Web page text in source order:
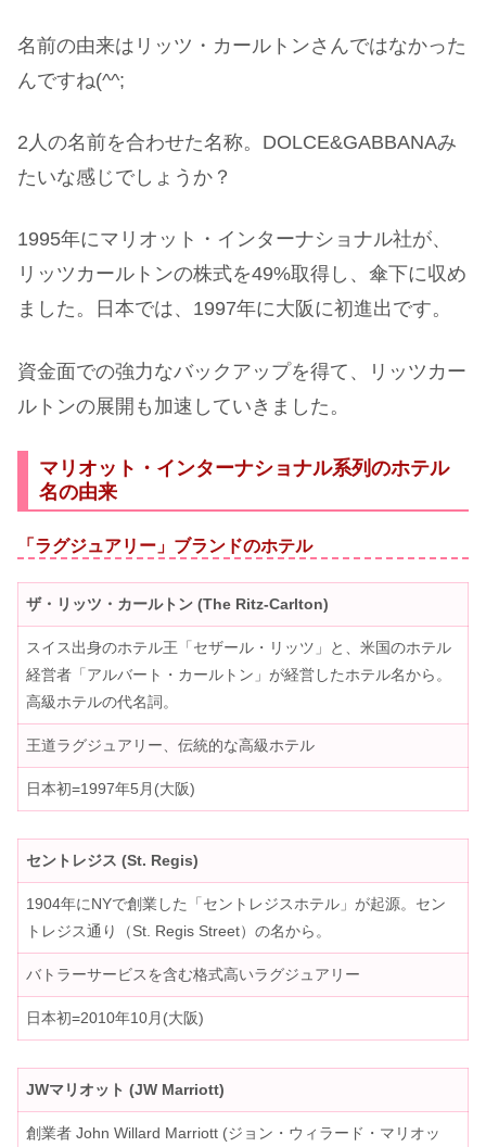
名前の由来はリッツ・カールトンさんではなかった
んですね(^^;
2人の名前を合わせた名称。DOLCE&GABBANAみ
たいな感じでしょうか？
1995年にマリオット・インターナショナル社が、
リッツカールトンの株式を49%取得し、傘下に収め
ました。日本では、1997年に大阪に初進出です。
資金面での強力なバックアップを得て、リッツカー
ルトンの展開も加速していきました。
マリオット・インターナショナル系列のホテル
名の由来
「ラグジュアリー」ブランドのホテル
ザ・リッツ・カールトン (The Ritz-Carlton)
スイス出身のホテル王「セザール・リッツ」と、米国のホテル
経営者「アルバート・カールトン」が経営したホテル名から。
高級ホテルの代名詞。
王道ラグジュアリー、伝統的な高級ホテル
日本初=1997年5月(大阪)
セントレジス (St. Regis)
1904年にNYで創業した「セントレジスホテル」が起源。セン
トレジス通り（St. Regis Street）の名から。
バトラーサービスを含む格式高いラグジュアリー
日本初=2010年10月(大阪)
JWマリオット (JW Marriott)
創業者 John Willard Marriott (ジョン・ウィラード・マリオッ